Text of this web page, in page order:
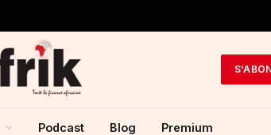
Podcast Blog Premium